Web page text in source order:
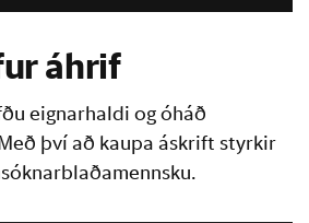
áhrif
eignarhaldi og óháð
því að kaupa áskrift styrkir